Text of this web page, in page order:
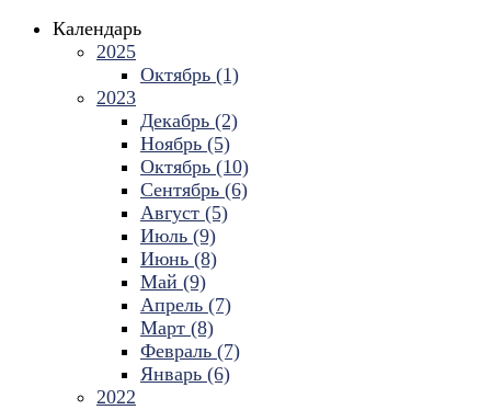
Календарь
2025
Октябрь (1)
2023
Декабрь (2)
Ноябрь (5)
Октябрь (10)
Сентябрь (6)
Август (5)
Июль (9)
Июнь (8)
Май (9)
Апрель (7)
Март (8)
Февраль (7)
Январь (6)
2022